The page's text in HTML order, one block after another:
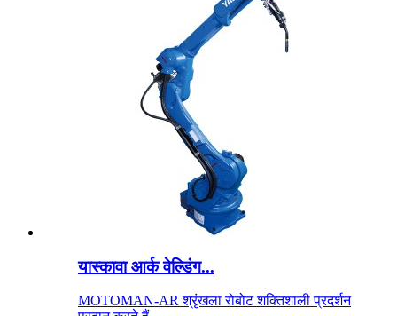
यास्कावा आर्क वेल्डिंग...
MOTOMAN-AR श्रृंखला रोबोट शक्तिशाली प्रदर्शन